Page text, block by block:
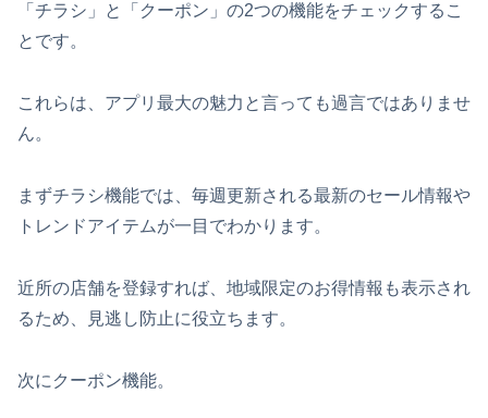
「チラシ」と「クーポン」の2つの機能をチェックするこ
とです。
これらは、アプリ最大の魅力と言っても過言ではありませ
ん。
まずチラシ機能では、毎週更新される最新のセール情報や
トレンドアイテムが一目でわかります。
近所の店舗を登録すれば、地域限定のお得情報も表示され
るため、見逃し防止に役立ちます。
次にクーポン機能。